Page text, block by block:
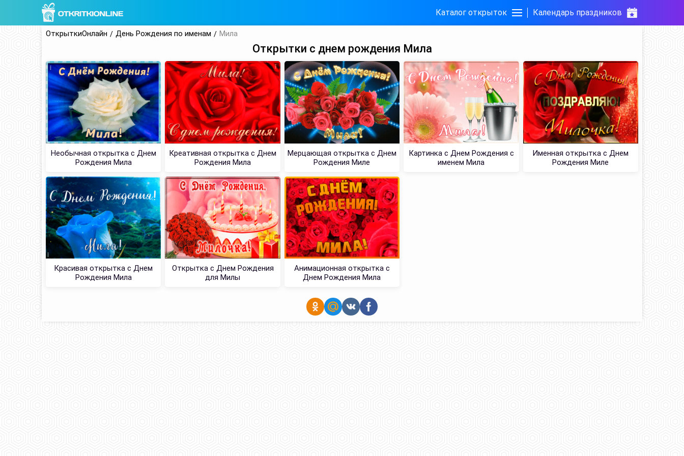
Каталог открыток Календарь праздников
ОткрыткиОнлайн День Рождения по именам Мила
Открытки с днем рождения Мила
Необычная открытка с Днем
Рождения Мила
Креативная открытка с Днем
Рождения Мила
Мерцающая открытка с Днем
Рождения Миле
Картинка с Днем Рождения с
именем Мила
Именная открытка с Днем
Рождения Миле
Красивая открытка с Днем
Рождения Мила
Открытка с Днем Рождения
для Милы
Анимационная открытка с
Днем Рождения Мила